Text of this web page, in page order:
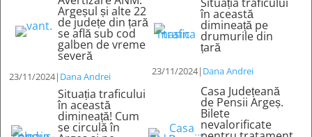
Argeșul și alte 22
de județe din țară
se află sub cod
galben de vreme
severă
23/11/2024| Dana Andrei
în această
dimineață pe
drumurile din
țară
23/11/2024| Dana Andrei
Situația traficului
în această
dimineață! Cum
se circulă în
Casa Județeană
de Pensii Argeș.
Bilete
nevalorificate